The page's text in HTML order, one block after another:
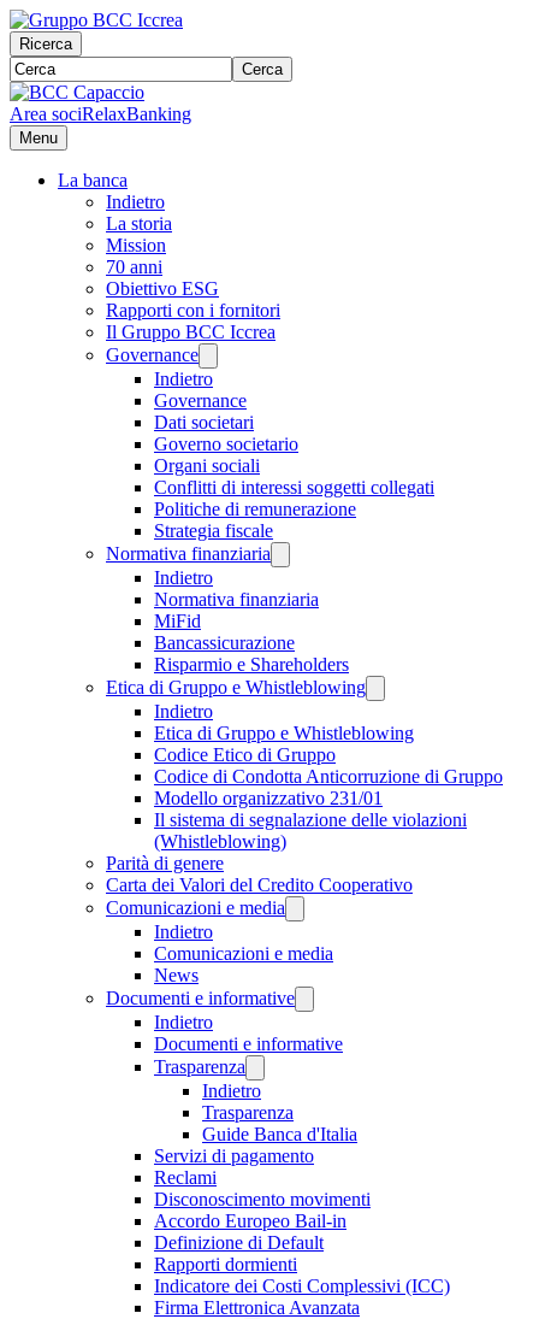
Ricerca
Cerca
Area sociRelaxBanking
Menu
La banca
Indietro
La storia
Mission
70 anni
Obiettivo ESG
Rapporti con i fornitori
Il Gruppo BCC Iccrea
Governance
Indietro
Governance
Dati societari
Governo societario
Organi sociali
Conflitti di interessi soggetti collegati
Politiche di remunerazione
Strategia fiscale
Normativa finanziaria
Indietro
Normativa finanziaria
MiFid
Bancassicurazione
Risparmio e Shareholders
Etica di Gruppo e Whistleblowing
Indietro
Etica di Gruppo e Whistleblowing
Codice Etico di Gruppo
Codice di Condotta Anticorruzione di Gruppo
Modello organizzativo 231/01
Il sistema di segnalazione delle violazioni
(Whistleblowing)
Parità di genere
Carta dei Valori del Credito Cooperativo
Comunicazioni e media
Indietro
Comunicazioni e media
News
Documenti e informative
Indietro
Documenti e informative
Trasparenza
Indietro
Trasparenza
Guide Banca d'Italia
Servizi di pagamento
Reclami
Disconoscimento movimenti
Accordo Europeo Bail-in
Definizione di Default
Rapporti dormienti
Indicatore dei Costi Complessivi (ICC)
Firma Elettronica Avanzata